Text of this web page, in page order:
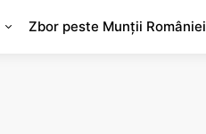
Zbor peste Munții României